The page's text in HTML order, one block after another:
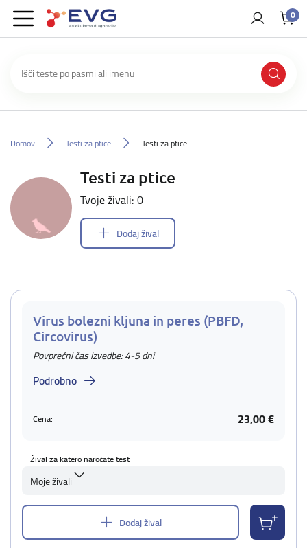
0
Domov Testi za ptice Testi za ptice
Testi za ptice
Tvoje živali: 0
Dodaj žival
Virus bolezni kljuna in peres (PBFD,
Circovirus)
Povprečni čas izvedbe: 4-5 dni
Podrobno
Cena: 23,00 €
Žival za katero naročate test
Moje živali
Dodaj žival